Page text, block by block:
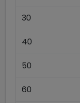
30
40
50
60